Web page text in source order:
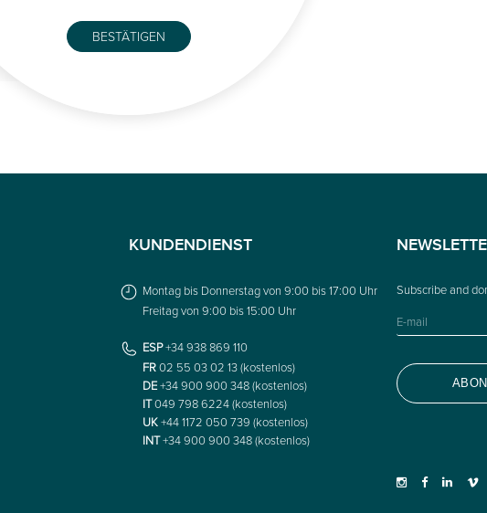
KUNDENDIENST
Montag bis Donnerstag von 9:00 bis 17:00 Uhr
Freitag von 9:00 bis 15:00 Uhr
ESP+34 938 869 110
FR02 55 03 02 13 (kostenlos)
DE+34 900 900 348 (kostenlos)
IT049 798 6224 (kostenlos)
UK+44 1172 050 739 (kostenlos)
INT+34 900 900 348 (kostenlos)
BESTÄTIGEN